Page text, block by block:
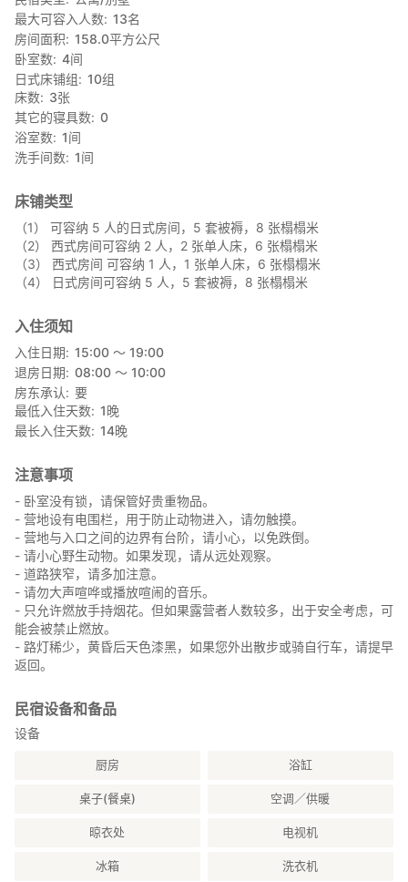
【通知】
「しらたか」内设有露营场，住宿期间可能会有露营客，敬请谅
解。
● 住宿费用（整栋出租・每日限一组）
住宿费用不含餐食，为整栋包栋纯住宿费。费用依入住人数调整，
人数越多越划算。
不提供餐食，请自备食材及料理用具。设施内厨房备有调理工具，
供住宿期间使用。
○ 房间
■ 房型配置
① 和室 定员4名 8帖
③ 洋室 定员1名 6帖
■ 入住／退房时间
入住：15:00～19:00
退房：08:00～10:00
「しらたか」无常驻工作人员，会于您抵达时前来办理入住，请务
※深夜不受理入住。
※早晨可办理退房，入住时会确认退房时间。
■ 卫浴设备
浴室、厕所（附洗净功能座便器）、洗手台一应俱全。
■ 洗澡时间
16:00～23:00
○ 防疫措施
・持续开窗及使用换气扇，加强通风。
・请住宿者配合戴口罩、入馆时手部消毒及漱口。
请，费用入住时以现金支付。
■ 五平饼烤制体验
美妙绝伦，欢迎品尝！
最大可容入人数 13名
房间面积
158.0平方公尺
卧室数 4间
日式床铺组
10组
床数
3张
其它的寝具数 0
浴室数 1间
洗手间数 1间
床铺类型
（1） 可容纳 5 人的日式房间，5 套被褥，8 张榻榻米
（2） 西式房间可容纳 2 人，2 张单人床，6 张榻榻米
（3） 西式房间 可容纳 1 人，1 张单人床，6 张榻榻米
（4） 日式房间可容纳 5 人，5 套被褥，8 张榻榻米
入住须知
入住日期
15:00 〜 19:00
退房日期
08:00 〜 10:00
房东承认
要
最低入住天数 1晚
最长入住天数 14晚
注意事项
- 卧室没有锁，请保管好贵重物品。
- 营地设有电围栏，用于防止动物进入，请勿触摸。
- 营地与入口之间的边界有台阶，请小心，以免跌倒。
- 请小心野生动物。如果发现，请从远处观察。
- 道路狭窄，请多加注意。
- 请勿大声喧哗或播放喧闹的音乐。
- 只允许燃放手持烟花。但如果露营者人数较多，出于安全考虑，可
能会被禁止燃放。
- 路灯稀少，黄昏后天色漆黑，如果您外出散步或骑自行车，请提早
返回。
民宿设备和备品
设备
厨房 浴缸
桌子(餐桌) 空调／供暖
晾衣处 电视机
冰箱 洗衣机